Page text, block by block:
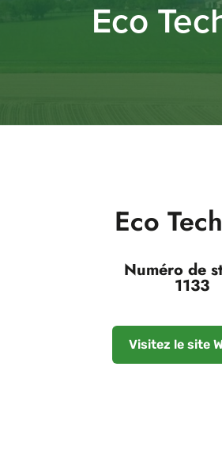
Eco
Eco
Numéro de
1133
Visitez le site